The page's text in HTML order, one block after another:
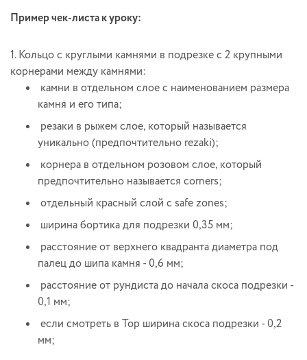
Пример чек-листа к уроку:
1. Кольцо с круглыми камнями в подрезке с 2 крупными
корнерами между камнями:
камни в отдельном слое с наименованием размера
камня и его типа;
резаки в рыжем слое, который называется
уникально (предпочтительно rezaki);
корнера в отдельном розовом слое, который
предпочтительно называется corners;
отдельный красный слой с safe zones;
ширина бортика для подрезки 0,35 мм;
расстояние от верхнего квадранта диаметра под
палец до шипа камня - 0,6 мм;
расстояние от рундиста до начала скоса подрезки -
0,1 мм;
если смотреть в Тор ширина скоса подрезки - 0,2
мм;